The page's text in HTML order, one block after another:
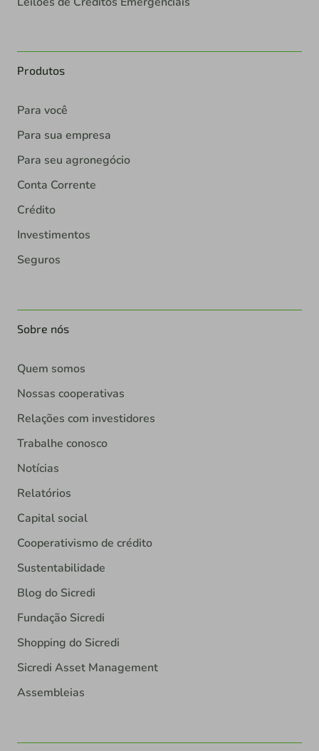
Produtos
Para você
Para sua empresa
Para seu agronegócio
Conta Corrente
Crédito
Investimentos
Seguros
Sobre nós
Quem somos
Nossas cooperativas
Relações com investidores
Trabalhe conosco
Notícias
Relatórios
Capital social
Cooperativismo de crédito
Sustentabilidade
Blog do Sicredi
Fundação Sicredi
Shopping do Sicredi
Sicredi Asset Management
Assembleias